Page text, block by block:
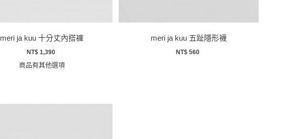
meri ja kuu 十分丈內搭褲
NT$ 1,390
商品有其他選項
meri ja kuu 五趾隱形襪
NT$ 560